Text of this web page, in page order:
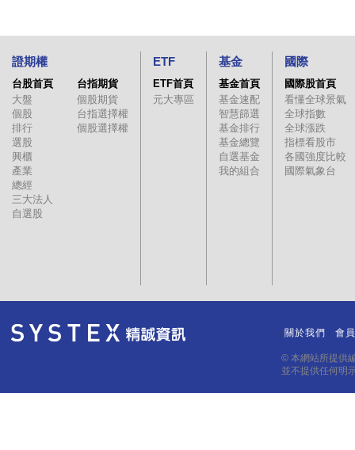
證期權
台股首頁
大盤
個股
排行
選股
興櫃
產業
總經
三大法人
自選股
台指期貨
個股期貨
台指選擇權
個股選擇權
ETF
ETF首頁
元大專區
基金
基金首頁
基金速配
智慧篩選
基金排行
基金總覽
自選基金
我的組合
國際
國際股首頁
看懂全球景氣
全球指數
全球漲跌
指標看股市
各國強度比較
國際氣象台
關於我們 會
© 本網站所提供
並不提供任何明